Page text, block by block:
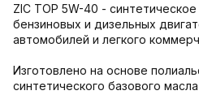
ZIC TOP 5W-40 -
бензиновых и дизельных
автомобилей и легкого
Изготовлено на основе
синтетического базового масла